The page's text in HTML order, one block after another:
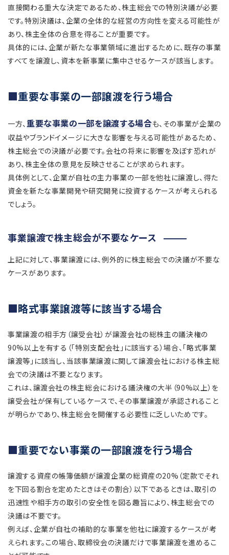
直接関わる重大な決定であるため、株主総会での特別決議が必要
です。特別決議は、企業の全体的な経営の方向性を変える可能性が
あり、株主全体の合意を得ることが重要です。
具体的には、企業が新たな事業領域に進出するために、既存の事業
すべてを譲渡し、資本を新事業に集中させるケースが該当します。
重要な事業の一部譲渡を行う場合
一方、重要な事業の一部を譲渡する場合も、その事業が企業の
収益やブランドイメージに大きな影響を与える可能性があるため、
株主総会での決議が必要です。会社の将来に影響を及ぼす恐れが
あり、株主全体の意見を反映させることが求められます。
具体例として、企業が自社の主力事業の一部を他社に譲渡し、得た
資金を新たな事業開発や研究開発に投資するケースが考えられる
でしょう。
事業譲渡で株主総会が不要なケース
上記に対して、事業譲渡には、例外的に株主総会での決議が不要な
ケースがあります。
略式事業譲渡等に該当する場合
事業譲渡の相手方（譲受会社）が譲渡会社の総株主の議決権の
90%以上を有する（「特別支配会社」に該当する）場合、「略式事業
譲渡等」に該当し、当該事業譲渡に関して譲渡会社における株主総
会での決議は不要となります。
これは、譲渡会社の株主総会における議決権の大半（90%以上）を
譲受会社が保有しているケースで、その事業譲渡が承認されること
が明らかであり、株主総会を開催する必要性に乏しいためです。
重要でない事業の一部譲渡を行う場合
譲渡する資産の帳簿価額が譲渡企業の総資産の20%（定款でそれ
を下回る割合を定めたときはその割合）以下であるときは、取引の
迅速性や相手方の取引の安全性を図る趣旨により、株主総会での
決議は不要です。
例えば、企業が自社の補助的な事業を他社に譲渡するケースが考
えられます。この場合、取締役会の決議だけで事業譲渡を進めるこ